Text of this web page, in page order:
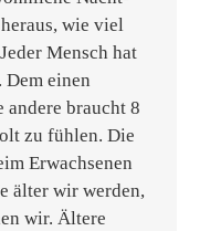
wie viel
Mensch hat
einen
andere braucht 8
zu fühlen. Die
Erwachsenen
älter wir werden,
wir. Ältere